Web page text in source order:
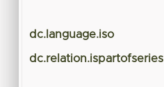
dc.language.iso
dc.relation.ispartofseries